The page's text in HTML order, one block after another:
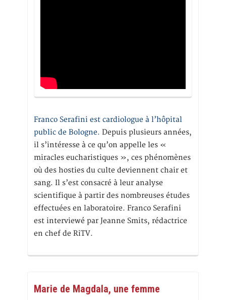
Franco Serafini est cardiologue à l’hôpital
public de Bologne. Depuis plusieurs années,
il s’intéresse à ce qu’on appelle les «
miracles eucharistiques », ces phénomènes
où des hosties du culte deviennent chair et
sang. Il s’est consacré à leur analyse
scientifique à partir des nombreuses études
effectuées en laboratoire. Franco Serafini
est interviewé par Jeanne Smits, rédactrice
en chef de RiTV.
Marie de Magdala, une femme